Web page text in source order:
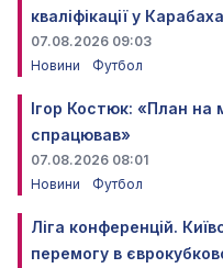
кваліфікації у
07.08.2026 09:03
Новини
Футбол
Ігор Костюк: «План на
спрацював»
07.08.2026 08:01
Новини
Футбол
Ліга конференцій.
перемогу в